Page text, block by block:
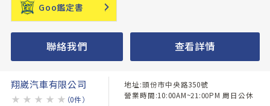
Goo鑑定書
聯絡我們 查看詳情
翔崴汽車有限公司
★ ★ ★ ★ ★ （0件）
地址:頭份市中央路350號
營業時間:10:00AM~21:00PM 周日公休